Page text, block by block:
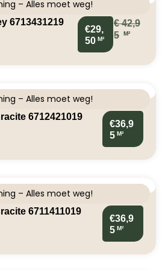
– Alles moet weg!
6713431219
€29,
50 M²
€42,9
5
M²
– Alles moet weg!
6712421019
€36,9
5 M²
– Alles moet weg!
6711411019
€36,9
5 M²